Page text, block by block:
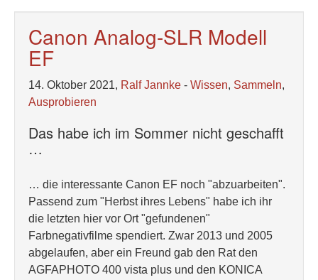
Canon Analog-SLR Modell
EF
14. Oktober 2021, Ralf Jannke - Wissen, Sammeln,
Ausprobieren
Das habe ich im Sommer nicht geschafft
…
… die interessante Canon EF noch "abzuarbeiten".
Passend zum "Herbst ihres Lebens" habe ich ihr
die letzten hier vor Ort "gefundenen"
Farbnegativfilme spendiert. Zwar 2013 und 2005
abgelaufen, aber ein Freund gab den Rat den
AGFAPHOTO 400 vista plus und den KONICA